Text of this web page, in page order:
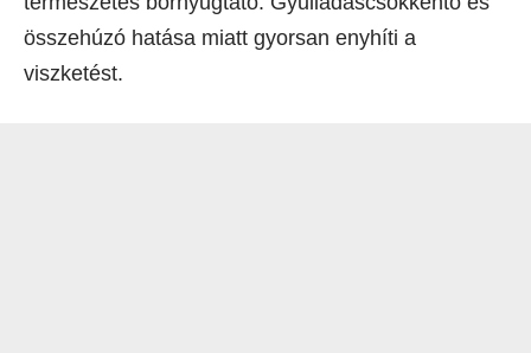
összehúzó hatása miatt gyorsan enyhíti a
viszketést.